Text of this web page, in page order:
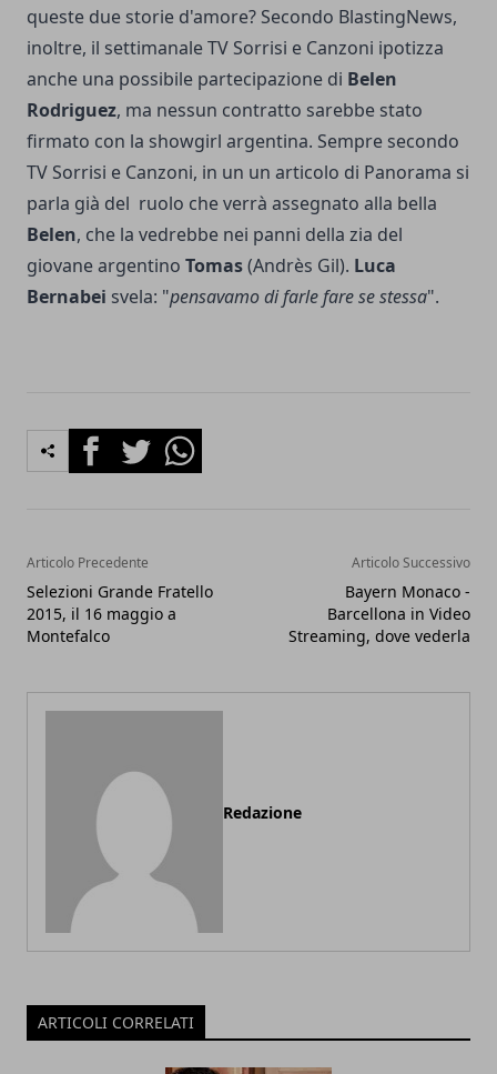
queste due storie d'amore? Secondo BlastingNews,
inoltre, il settimanale TV Sorrisi e Canzoni ipotizza
anche una possibile partecipazione di Belen
Rodriguez, ma nessun contratto sarebbe stato
firmato con la showgirl argentina. Sempre secondo
TV Sorrisi e Canzoni, in un un articolo di Panorama si
parla già del ruolo che verrà assegnato alla bella
Belen, che la vedrebbe nei panni della zia del
giovane argentino Tomas(Andrès Gil). Luca
Bernabei svela: "pensavamo di farle fare se stessa".
FacebookTwitterWhatsapp
Articolo Precedente
Selezioni Grande Fratello
2015, il 16 maggio a
Montefalco
Articolo Successivo
Bayern Monaco -
Barcellona in Video
Streaming, dove vederla
Redazione
ARTICOLI CORRELATI